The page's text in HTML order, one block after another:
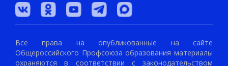
Все права на опубликованные на сайте
Общероссийского Профсоюза образования материалы
охраняются в соответствии с законодательством